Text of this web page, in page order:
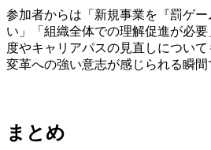
参加者からは「新規事業を『罰ゲ
い」「組織全体での理解促進が必
度やキャリアパスの見直しについて
変革への強い意志が感じられる瞬間
まとめ